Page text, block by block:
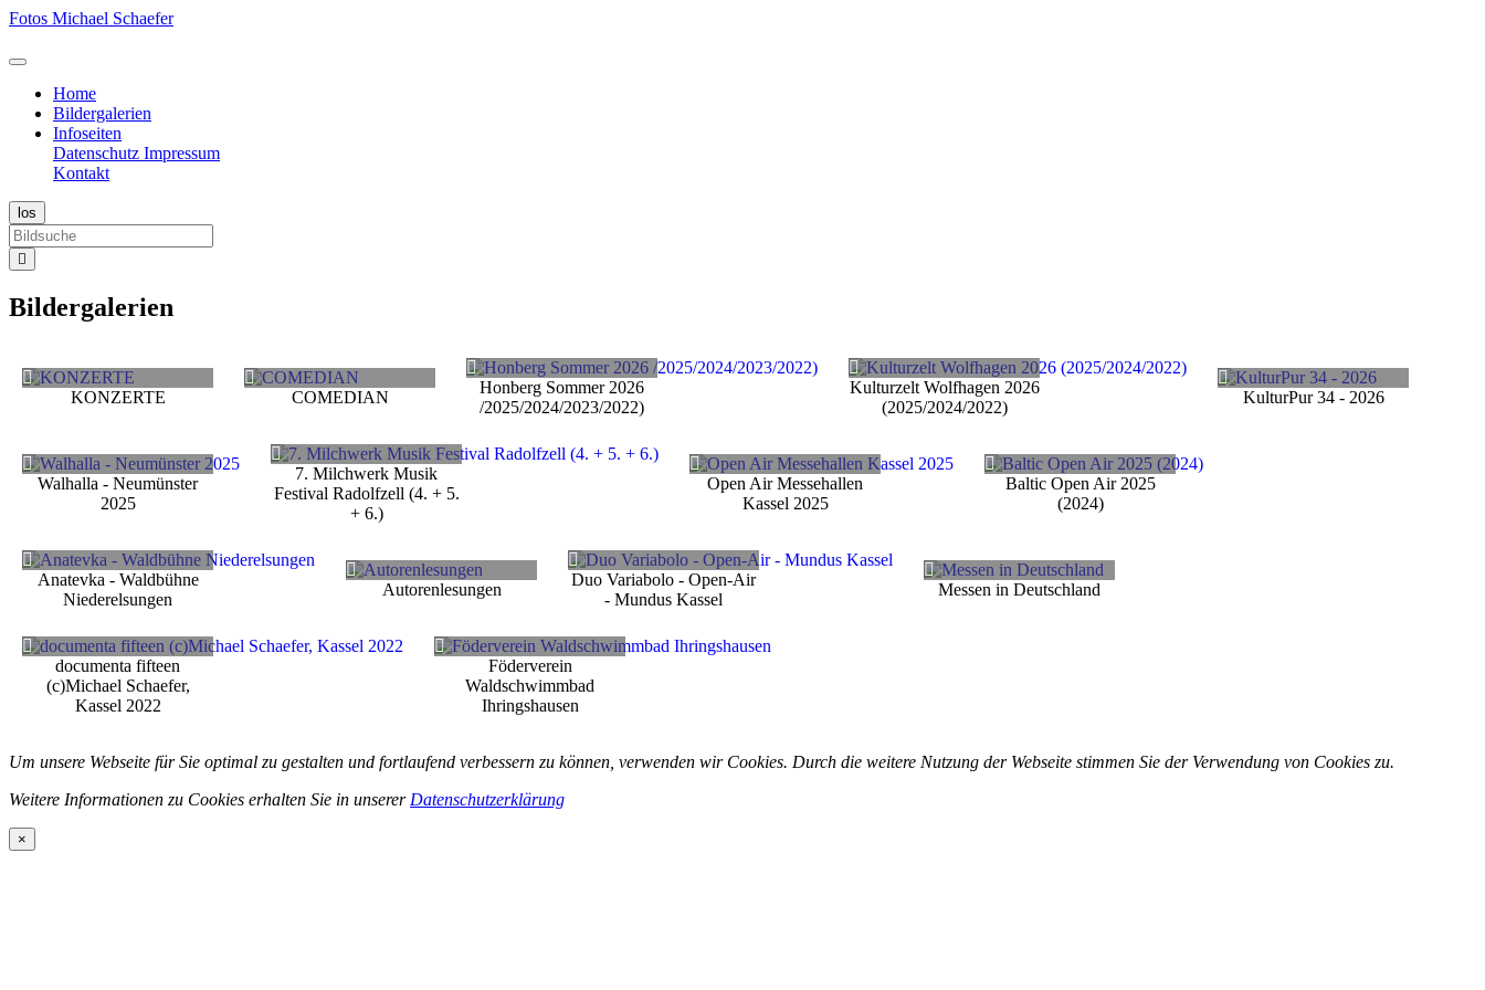
Fotos Michael Schaefer
Home
Bildergalerien
Infoseiten
Datenschutz Impressum
Kontakt
Bildergalerien
KONZERTE COMEDIAN
Honberg Sommer 2026
/2025/2024/2023/2022)
Kulturzelt Wolfhagen 2026
(2025/2024/2022)
KulturPur 34 - 2026
Walhalla - Neumünster
2025
7. Milchwerk Musik
Festival Radolfzell (4. + 5.
+ 6.)
Open Air Messehallen
Kassel 2025
Baltic Open Air 2025
(2024)
Anatevka - Waldbühne
Niederelsungen
Autorenlesungen
Duo Variabolo - Open-Air
- Mundus Kassel
Messen in Deutschland
documenta fifteen
(c)Michael Schaefer,
Kassel 2022
Föderverein
Waldschwimmbad
Ihringshausen
Um unsere Webseite für Sie optimal zu gestalten und fortlaufend verbessern zu können, verwenden wir Cookies. Durch die weitere Nutzung der Webseite stimmen Sie der Verwendung von Cookies zu.
Weitere Informationen zu Cookies erhalten Sie in unserer Datenschutzerklärung
×